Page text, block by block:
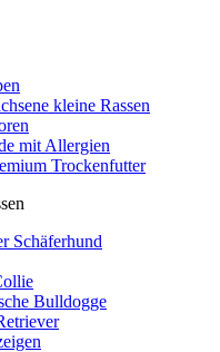
kleine Rassen
mit Allergien
Trockenfutter
Schäferhund
Bulldogge